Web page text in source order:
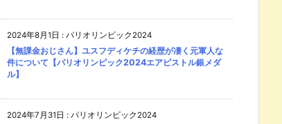
2024年8月1日 : パリオリンピック2024
【無課金おじさん】ユスフディケチの経歴が凄く元軍人な
件について【パリオリンピック2024エアピストル銀メダ
ル】
2024年7月31日 : パリオリンピック2024